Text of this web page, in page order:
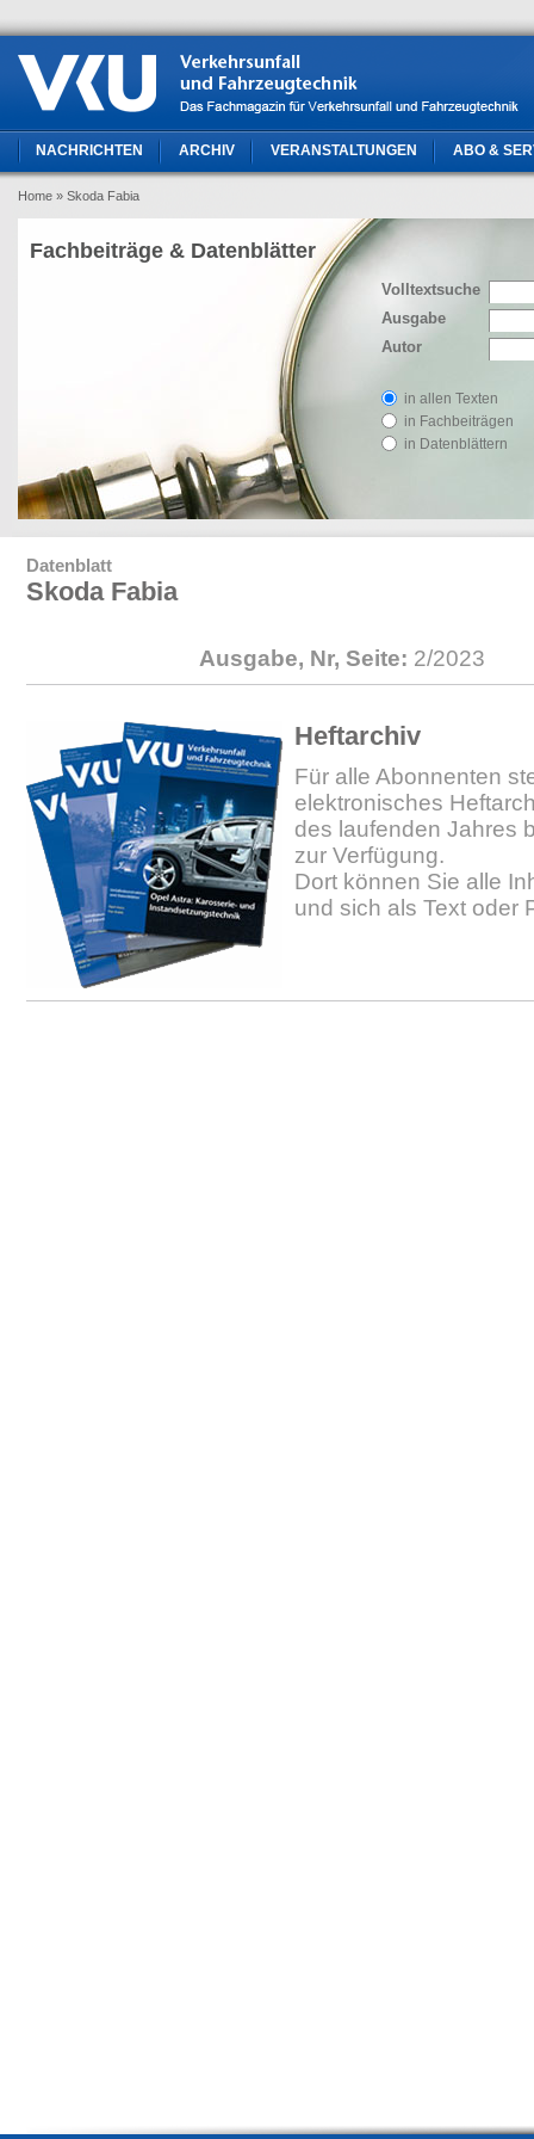
NACHRICHTEN ARCHIV VERANSTALTUNGEN ABO &
Home » Skoda Fabia
Volltextsuche
Ausgabe
Autor
in allen Texten
in Fachbeiträgen
in Datenblättern
Fachbeiträge & Datenblätter
Datenblatt
Skoda Fabia
Ausgabe, Nr, Seite: 2/2023
Heftarchiv
Für alle Abonnenten
elektronisches
des laufenden Jahres
zur Verfügung.
Dort können Sie alle
und sich als Text oder